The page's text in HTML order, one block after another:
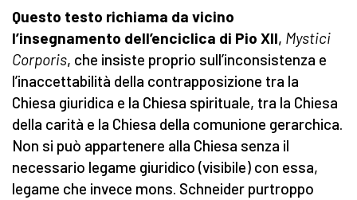
Questo testo richiama da vicino
l’insegnamento dell’enciclica di Pio XII, Mystici
Corporis, che insiste proprio sull’inconsistenza e
l’inaccettabilità della contrapposizione tra la
Chiesa giuridica e la Chiesa spirituale, tra la Chiesa
della carità e la Chiesa della comunione gerarchica.
Non si può appartenere alla Chiesa senza il
necessario legame giuridico (visibile) con essa,
legame che invece mons. Schneider purtroppo